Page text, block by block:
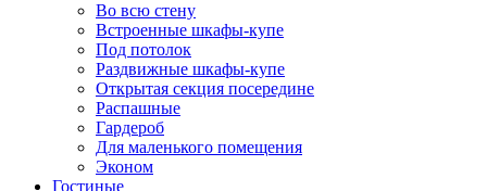
Во всю стену
Встроенные шкафы-купе
Под потолок
Раздвижные шкафы-купе
Открытая секция посередине
Распашные
Гардероб
Для маленького помещения
Эконом
Гостиные